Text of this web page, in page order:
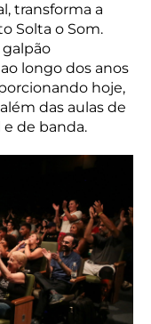
transforma a
Solta o Som.
longo dos anos
hoje,
das aulas de
e de banda.